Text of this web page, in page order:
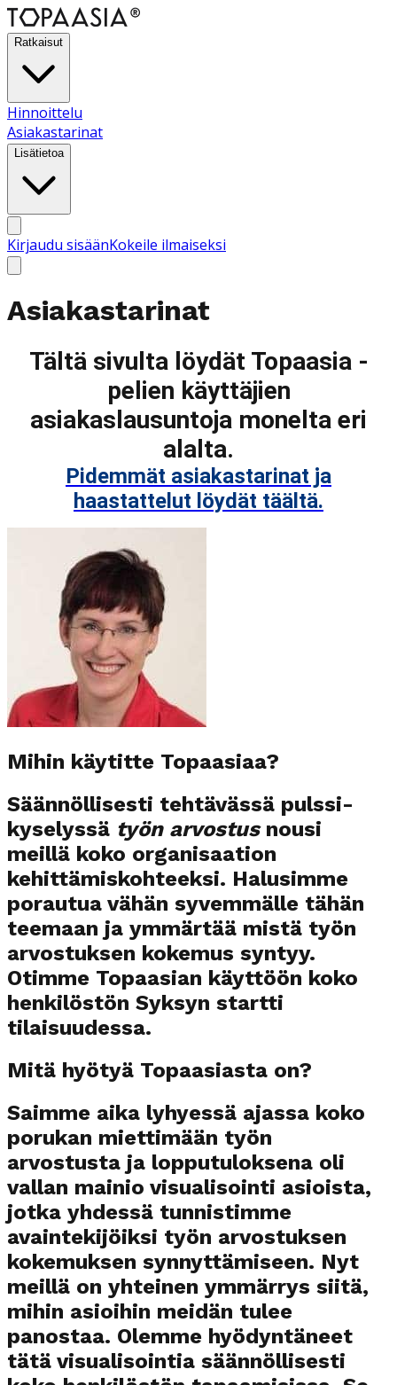
Ratkaisut
Hinnoittelu
Asiakastarinat
Lisätietoa
Kirjaudu sisäänKokeile ilmaiseksi
Asiakastarinat
Tältä sivulta löydät Topaasia -
pelien käyttäjien
asiakaslausuntoja monelta eri
alalta.
Pidemmät asiakastarinat ja
haastattelut löydät täältä.
Mihin käytitte Topaasiaa?
Säännöllisesti tehtävässä pulssi-
kyselyssä työn arvostusnousi
meillä koko organisaation
kehittämiskohteeksi. Halusimme
porautua vähän syvemmälle tähän
teemaan ja ymmärtää mistä työn
arvostuksen kokemus syntyy.
Otimme Topaasian käyttöön koko
henkilöstön Syksyn startti
tilaisuudessa.
Mitä hyötyä Topaasiasta on?
Saimme aika lyhyessä ajassa koko
porukan miettimään työn
arvostusta ja lopputuloksena oli
vallan mainio visualisointi asioista,
jotka yhdessä tunnistimme
avaintekijöiksi työn arvostuksen
kokemuksen synnyttämiseen. Nyt
meillä on yhteinen ymmärrys siitä,
mihin asioihin meidän tulee
panostaa. Olemme hyödyntäneet
tätä visualisointia säännöllisesti